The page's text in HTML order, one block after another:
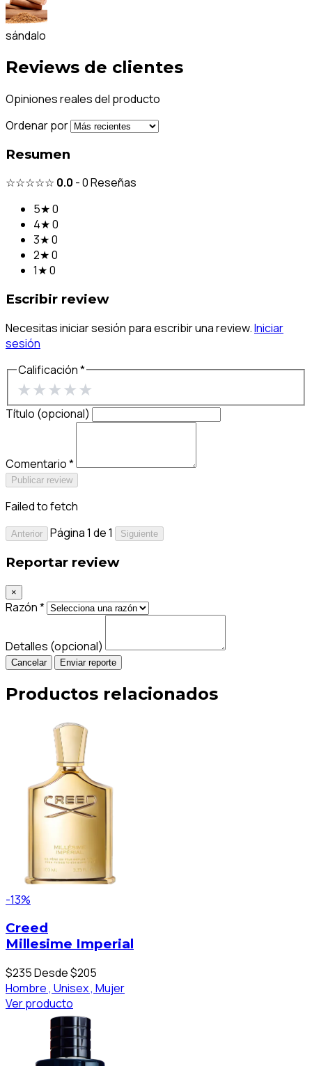
sándalo
Reviews de clientes
Opiniones reales del producto
Ordenar por
Resumen
☆☆☆☆☆ 0.0 -0Reseñas
5★0
4★0
3★0
2★0
1★0
Escribir review
Necesitas iniciar sesión para escribir una review.Iniciar
sesión
Calificación *
★★★★★
Título (opcional)
Comentario *
Publicar review
Failed to fetch
Anterior Página 1 de 1 Siguiente
Reportar review
×
Razón *
Detalles (opcional)
Cancelar Enviar reporte
Productos relacionados
-13%
Creed
Millesime Imperial
$235Desde $205
Hombre , Unisex , Mujer
Ver producto